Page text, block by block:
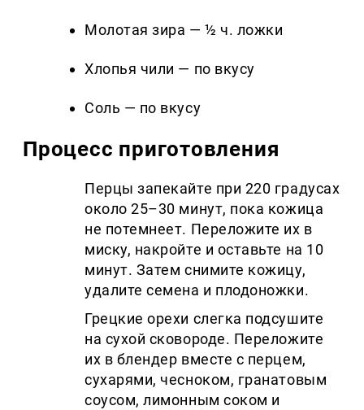
Молотая зира — ½ ч. ложки
Хлопья чили — по вкусу
Соль — по вкусу
Процесс приготовления
Перцы запекайте при 220 градусах
около 25–30 минут, пока кожица
не потемнеет. Переложите их в
миску, накройте и оставьте на 10
минут. Затем снимите кожицу,
удалите семена и плодоножки.
Грецкие орехи слегка подсушите
на сухой сковороде. Переложите
их в блендер вместе с перцем,
сухарями, чесноком, гранатовым
соусом, лимонным соком и